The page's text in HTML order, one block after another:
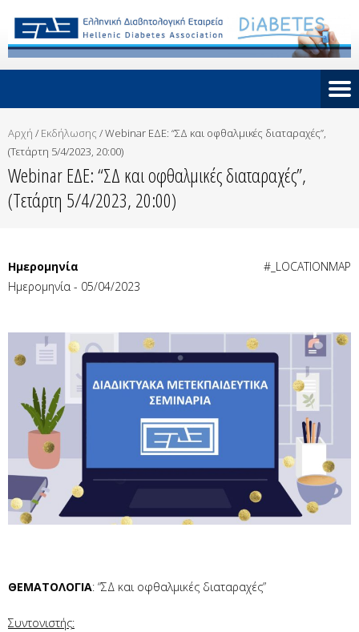
Αρχή / Εκδήλωσης /Webinar ΕΔΕ: “ΣΔ και οφθαλμικές διαταραχές”,
(Τετάρτη 5/4/2023, 20:00)
Webinar ΕΔΕ: “ΣΔ και οφθαλμικές διαταραχές”,
(Τετάρτη 5/4/2023, 20:00)
#_LOCATIONMAP
Ημερομηνία
Ημερομηνία - 05/04/2023
ΘΕΜΑΤΟΛΟΓΙΑ: “ΣΔ και οφθαλμικές διαταραχές”
Συντονιστής: